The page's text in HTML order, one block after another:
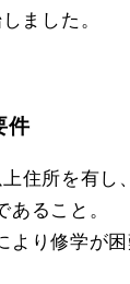
ました。
件
住所を有し
あること。
より修学が